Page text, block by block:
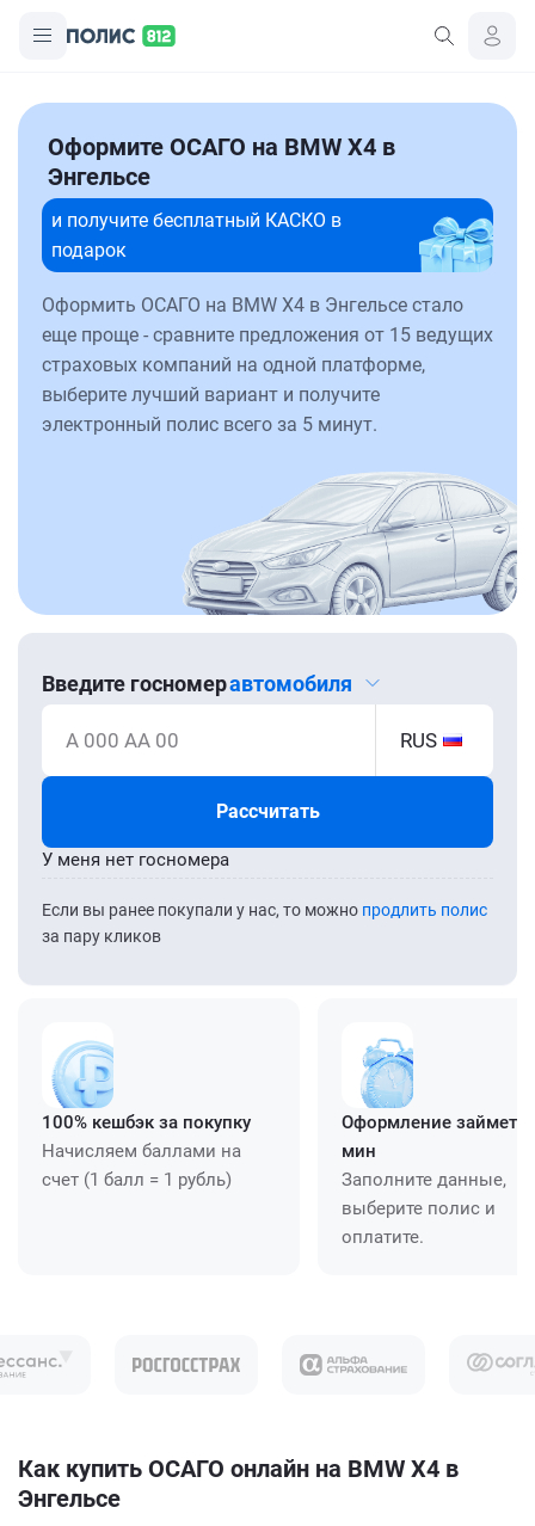
Оформите ОСАГО на BMW X4 в
Энгельсе
и получите бесплатный КАСКО в
подарок
Оформить ОСАГО на BMW X4 в Энгельсе стало
еще проще - сравните предложения от 15 ведущих
страховых компаний на одной платформе,
выберите лучший вариант и получите
электронный полис всего за 5 минут.
Введите госномеравтомобиля
А 000 АА 00 RUS
Рассчитать
Если вы ранее покупали у нас, то можно продлить полис
за пару кликов
У меня нет госномера
100% кешбэк за покупку
Начисляем баллами на
счет (1 балл = 1 рубль)
Оформление займет
мин
Заполните данные,
выберите полис и
оплатите.
Как купить ОСАГО онлайн на BMW X4 в
Энгельсе